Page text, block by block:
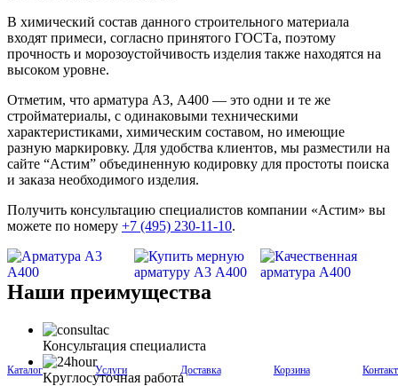
Каталог Услуги Доставка Корзина
В химический состав данного строительного материала
входят примеси, согласно принятого ГОСТа, поэтому
прочность и морозоустойчивость изделия также находятся на
высоком уровне.
Отметим, что арматура А3, А400 — это одни и те же
стройматериалы, с одинаковыми техническими
характеристиками, химическим составом, но имеющие
разную маркировку. Для удобства клиентов, мы разместили на
сайте “Астим” объединенную кодировку для простоты поиска
и заказа необходимого изделия.
Получить консультацию специалистов компании «Астим» вы
можете по номеру +7 (495) 230-11-10.
Наши преимущества
Консультация специалиста
Круглосуточная работа